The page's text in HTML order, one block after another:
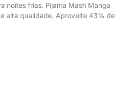
noites frias. Pijama Mash Manga
alta qualidade. Aproveite 43% de